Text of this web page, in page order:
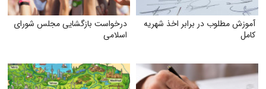
آموزش مطلوب در برابر اخذ شهریه
کامل
درخواست بازگشایی مجلس شورای
اسلامی